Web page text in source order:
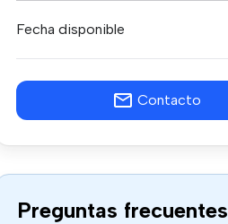
Fecha disponible
Contacto
Preguntas frecuentes